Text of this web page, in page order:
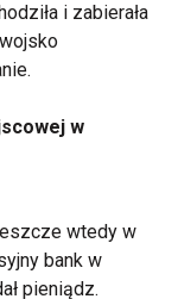
i zabierała
w
wtedy w
bank w
pieniądz.